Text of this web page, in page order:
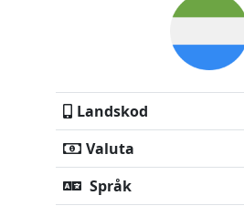
Landskod
Valuta
Språk